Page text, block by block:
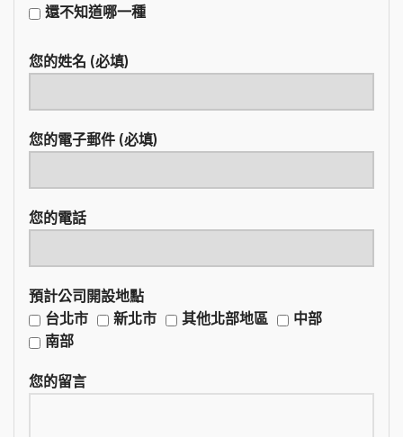
還不知道哪一種
您的姓名 (必填)
您的電子郵件 (必填)
您的電話
預計公司開設地點
台北市
新北市 其他北部地區
中部
南部
您的留言